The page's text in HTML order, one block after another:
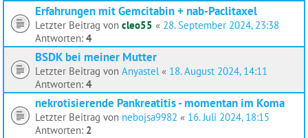
Erfahrungen mit Gemcitabin + nab-Paclitaxel
Letzter Beitrag von cleo55 « 28. September 2024, 23:38
Antworten: 4
BSDK bei meiner Mutter
Letzter Beitrag von Anyastel« 18. August 2024, 14:11
Antworten: 4
nekrotisierende Pankreatitis - momentan im Koma
Letzter Beitrag von nebojsa9982 « 16. Juli 2024, 18:15
Antworten: 2